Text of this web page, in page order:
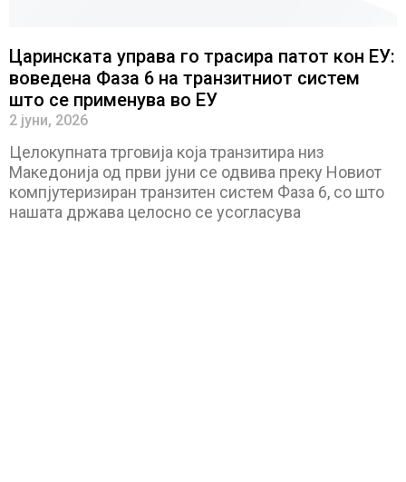
Царинската управа го трасира патот кон ЕУ:
воведена Фаза 6 на транзитниот систем
што се применува во ЕУ
2 јуни, 2026
Целокупната трговија која транзитира низ
Македонија од први јуни се одвива преку Новиот
компјутеризиран транзитен систем Фаза 6, со што
нашата држава целосно се усогласува